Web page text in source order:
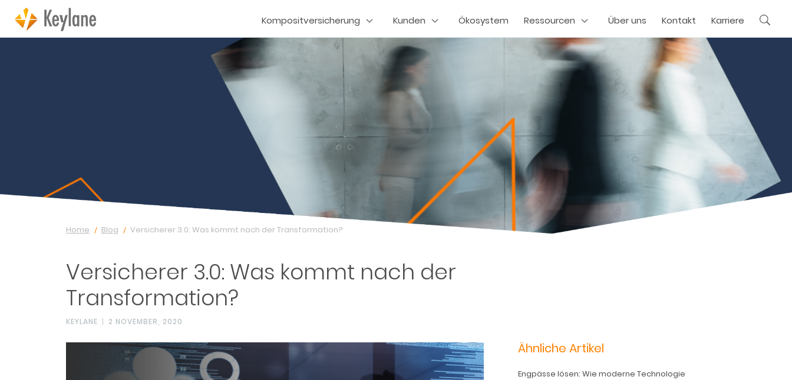
Kompositversicherung Kunden Ökosystem Ressourcen Über uns Kontakt Karriere
Home Blog Versicherer 3.0: Was kommt nach der Transformation?
Versicherer 3.0: Was kommt nach der
Transformation?
KEYLANE 2 NOVEMBER, 2020
Ähnliche Artikel
Engpässe lösen: Wie moderne Technologie